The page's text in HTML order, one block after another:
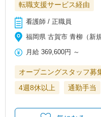
転職支援サービス経由
看護師 / 正職員
福岡県 古賀市 青柳（新
月給 369,600円 ～
オープニングスタッフ募
4週8休以上
通勤手当